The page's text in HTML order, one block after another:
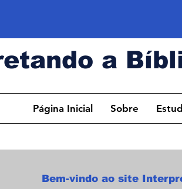
a
Página Inicial Sobre
Bem-vindo ao site